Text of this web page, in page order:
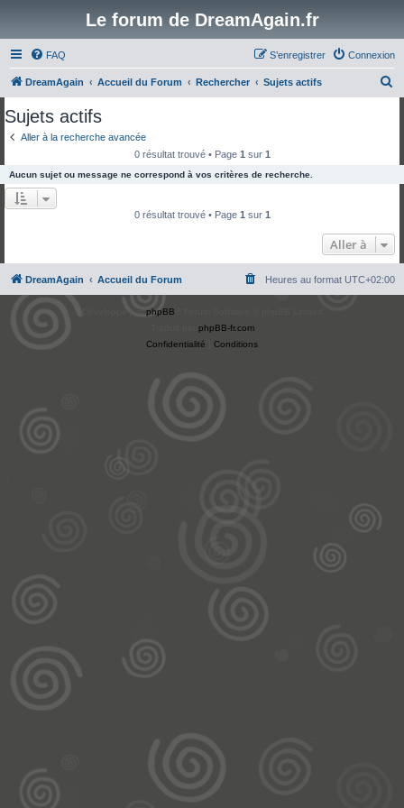
Le forum de DreamAgain.fr
FAQ Connexion
S’enregistrer
DreamAgain Accueil du Forum Rechercher Sujets actifs
e
r
Sujets actifs
Aller à la recherche avancée
0 résultat trouvé • Page 1 sur 1
Aucun sujet ou message ne correspond à vos critères de recherche.
0 résultat trouvé • Page 1 sur 1
Aller à
DreamAgain Accueil du Forum Heures au format UTC+02:00
phpBB
phpBB-fr.com
Confidentialité
Conditions